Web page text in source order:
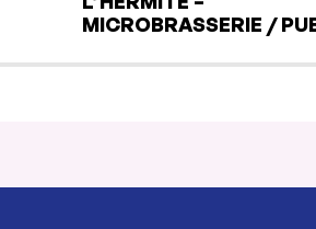
MICROBRASSERIE /